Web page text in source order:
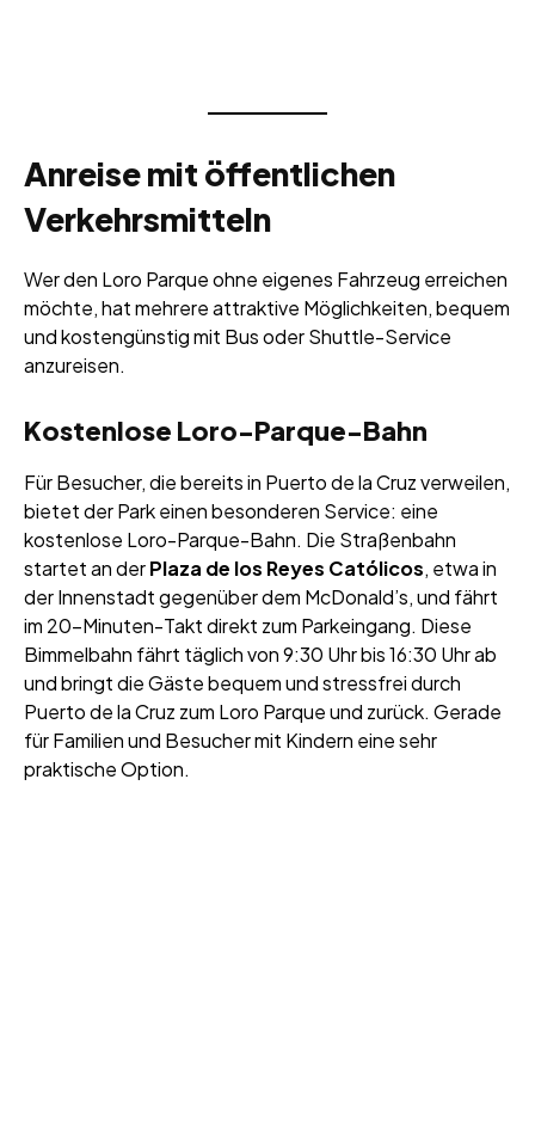
Anreise mit öffentlichen
Verkehrsmitteln
Wer den Loro Parque ohne eigenes Fahrzeug erreichen
möchte, hat mehrere attraktive Möglichkeiten, bequem
und kostengünstig mit Bus oder Shuttle-Service
anzureisen.
Kostenlose Loro-Parque-Bahn
Für Besucher, die bereits in Puerto de la Cruz verweilen,
bietet der Park einen besonderen Service: eine
kostenlose Loro-Parque-Bahn. Die Straßenbahn
startet an derPlaza de los Reyes Católicos, etwa in
der Innenstadt gegenüber dem McDonald’s, und fährt
im 20-Minuten-Takt direkt zum Parkeingang. Diese
Bimmelbahn fährt täglich von 9:30 Uhr bis 16:30 Uhr ab
und bringt die Gäste bequem und stressfrei durch
Puerto de la Cruz zum Loro Parque und zurück. Gerade
für Familien und Besucher mit Kindern eine sehr
praktische Option.